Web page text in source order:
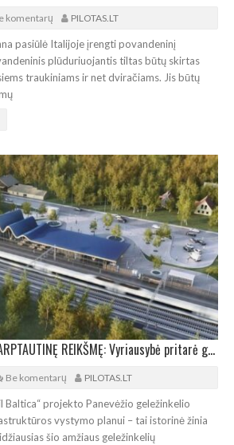
komentarų PILOTAS.LT
pasiūlė Italijoje įrengti povandeninį
plūduriuojantis tiltas būtų skirtas
traukiniams ir net dviračiams. Jis būtų
PANEVĖŽYS ĮGAUNA TARPTAUTINĘ REIKŠMĘ: Vyriausybė pritarė geležinkelio mazgo vystymo planui
Be komentarų PILOTAS.LT
Baltica“ projekto Panevėžio geležinkelio
vystymo planui – tai istorinė žinia
šio amžiaus geležinkelių